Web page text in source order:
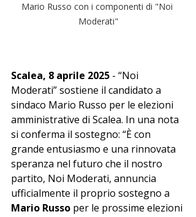
Mario Russo con i componenti di "Noi
Moderati"
Scalea, 8 aprile 2025 - “Noi
Moderati” sostiene il candidato a
sindaco Mario Russo per le elezioni
amministrative di Scalea. In una nota
si conferma il sostegno: “È con
grande entusiasmo e una rinnovata
speranza nel futuro che il nostro
partito, Noi Moderati, annuncia
ufficialmente il proprio sostegno a
Mario Russo per le prossime elezioni